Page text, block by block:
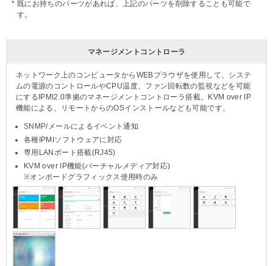
既にお持ちのパーツがあれば、上記のパーツを削除することも可能で
す。
マネージメントコントローラ
ネットワーク上のコンピュータからWEBブラウザを使用して、システ
ムの電源のコントロールやCPU温度、ファン回転数の監視などを可能
にするIPMI2.0準拠のマネージメントコントローラ搭載。KVM over IP
機能による、リモートからのOSインストールなども可能です。
SNMP/メールによるイベント通知
各種IPMIソフトウェアに対応
専用LANポート搭載(RJ45)
KVM over IP機能(バーチャルメディア対応)
※オンボードグラフィックス使用時のみ